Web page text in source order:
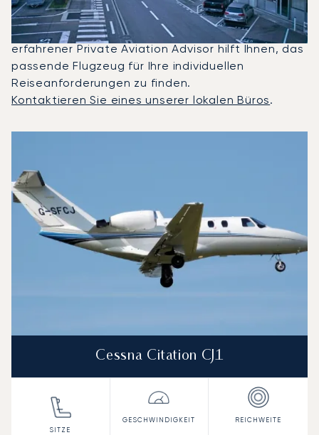
Citation Latitude die meistgenutzten Privatjets
für Flüge zwischen Nizza und London. Ein
erfahrener Private Aviation Advisor hilft Ihnen, das
passende Flugzeug für Ihre individuellen
Reiseanforderungen zu finden.
Kontaktieren Sie eines unserer lokalen Büros.
Reichweite (NM)
Cessna Citation CJ1